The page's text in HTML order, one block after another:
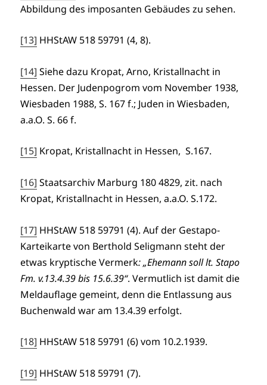
Abbildung des imposanten Gebäudes zu sehen.
[13] HHStAW 518 59791 (4, 8).
[14] Siehe dazu Kropat, Arno, Kristallnacht in
Hessen. Der Judenpogrom vom November 1938,
Wiesbaden 1988, S. 167 f.; Juden in Wiesbaden,
a.a.O. S. 66 f.
[15] Kropat, Kristallnacht in Hessen, S.167.
[16] Staatsarchiv Marburg 180 4829, zit. nach
Kropat, Kristallnacht in Hessen, a.a.O. S.172.
[17] HHStAW 518 59791 (4). Auf der Gestapo-
Karteikarte von Berthold Seligmann steht der
etwas kryptische Vermerk: „Ehemann soll lt. Stapo
Fm. v.13.4.39 bis 15.6.39“. Vermutlich ist damit die
Meldauflage gemeint, denn die Entlassung aus
Buchenwald war am 13.4.39 erfolgt.
[18] HHStAW 518 59791 (6) vom 10.2.1939.
[19] HHStAW 518 59791 (7).